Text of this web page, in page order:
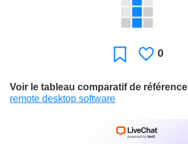
Favori J'aime
0
Voir le tableau comparatif de référence
remote desktop software